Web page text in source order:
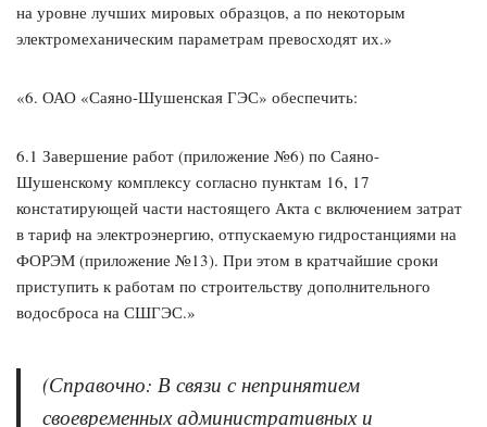
на уровне лучших мировых образцов, а по некоторым
электромеханическим параметрам превосходят их.»
«6. ОАО «Саяно-Шушенская ГЭС» обеспечить:
6.1 Завершение работ (приложение №6) по Саяно-
Шушенскому комплексу согласно пунктам 16, 17
констатирующей части настоящего Акта с включением затрат
в тариф на электроэнергию, отпускаемую гидростанциями на
ФОРЭМ (приложение №13). При этом в кратчайшие сроки
приступить к работам по строительству дополнительного
водосброса на СШГЭС.»
(Справочно: В связи с непринятием
своевременных административных и